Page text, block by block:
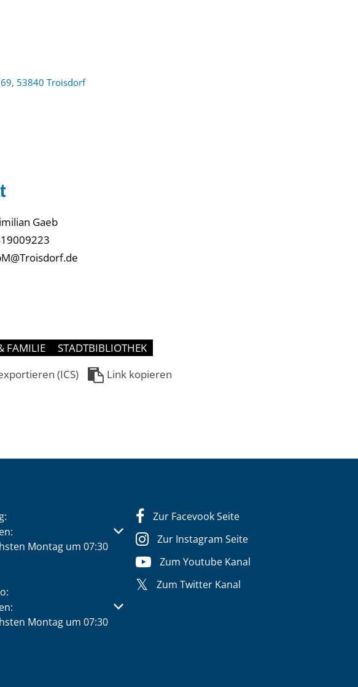
53840 Troisdorf
Gaeb
FAMILIE
STADTBIBLIOTHEK
(ICS) Link kopieren
weitere Öffnungs- oder Schließzeiten auszublenden
Montag um 07:30
weitere Öffnungs- oder Schließzeiten auszublenden
Montag um 07:30
Zur Facevook Seite
Zur Instagram Seite
Zum Youtube Kanal
Zum Twitter Kanal